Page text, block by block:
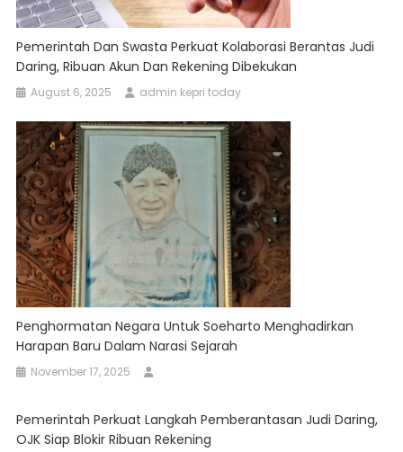
Pemerintah Dan Swasta Perkuat Kolaborasi Berantas Judi
Daring, Ribuan Akun Dan Rekening Dibekukan
August 6, 2025 admin kepri today
Penghormatan Negara Untuk Soeharto Menghadirkan
Harapan Baru Dalam Narasi Sejarah
November 17, 2025
Pemerintah Perkuat Langkah Pemberantasan Judi Daring,
OJK Siap Blokir Ribuan Rekening